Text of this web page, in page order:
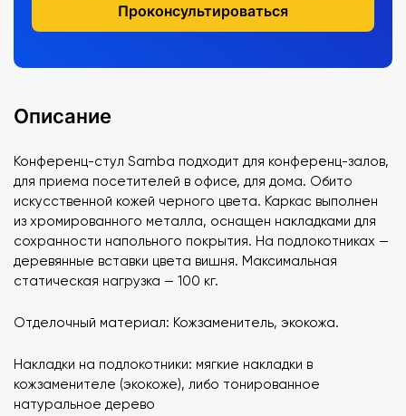
Проконсультироваться
Описание
Конференц-стул Samba подходит для конференц-залов,
для приема посетителей в офисе, для дома. Обито
искусственной кожей черного цвета. Каркас выполнен
из хромированного металла, оснащен накладками для
сохранности напольного покрытия. На подлокотниках —
деревянные вставки цвета вишня. Максимальная
статическая нагрузка — 100 кг.
Отделочный материал: Кожзаменитель, экокожа.
Накладки на подлокотники: мягкие накладки в
кожзаменителе (экокоже), либо тонированное
натуральное дерево